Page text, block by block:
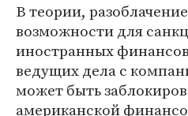
В теории,
возможности для
иностранных
ведущих дела с
может быть
американской